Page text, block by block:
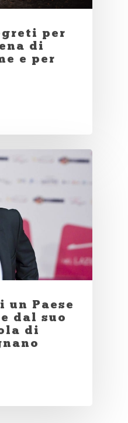
per
di
e per
un Paese
dal suo
di